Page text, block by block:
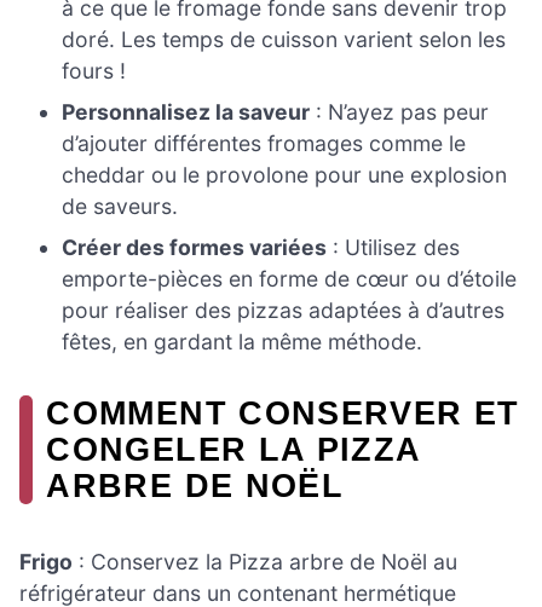
à ce que le fromage fonde sans devenir trop
doré. Les temps de cuisson varient selon les
fours !
Personnalisez la saveur : N’ayez pas peur
d’ajouter différentes fromages comme le
cheddar ou le provolone pour une explosion
de saveurs.
Créer des formes variées : Utilisez des
emporte-pièces en forme de cœur ou d’étoile
pour réaliser des pizzas adaptées à d’autres
fêtes, en gardant la même méthode.
COMMENT CONSERVER ET
CONGELER LA PIZZA
ARBRE DE NOËL
Frigo : Conservez la Pizza arbre de Noël au
réfrigérateur dans un contenant hermétique